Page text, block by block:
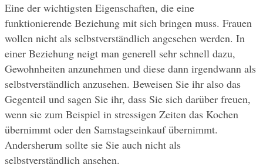
Eine der wichtigsten Eigenschaften, die eine
funktionierende Beziehung mit sich bringen muss. Frauen
wollen nicht als selbstverständlich angesehen werden. In
einer Beziehung neigt man generell sehr schnell dazu,
Gewohnheiten anzunehmen und diese dann irgendwann als
selbstverständlich anzusehen. Beweisen Sie ihr also das
Gegenteil und sagen Sie ihr, dass Sie sich darüber freuen,
wenn sie zum Beispiel in stressigen Zeiten das Kochen
übernimmt oder den Samstagseinkauf übernimmt.
Andersherum sollte sie Sie auch nicht als
selbstverständlich ansehen.